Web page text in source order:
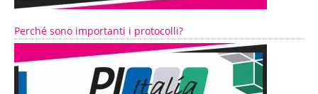
Perché sono importanti i protocolli?